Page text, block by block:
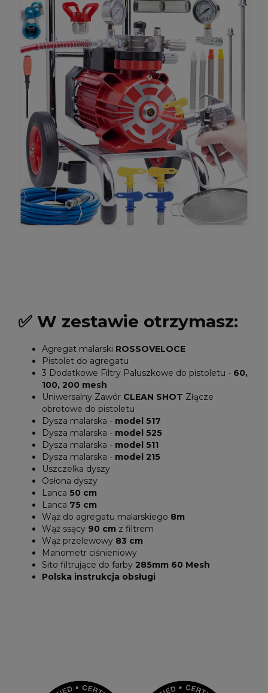
✅ W zestawie otrzymasz:
Agregat malarski ROSSOVELOCE
Pistolet do agregatu
3 Dodatkowe Filtry Paluszkowe do pistoletu - 60,
100, 200 mesh
Uniwersalny Zawór CLEAN SHOT Złącze
obrotowe do pistoletu
Dysza malarska - model 517
Dysza malarska - model 525
Dysza malarska - model 511
Dysza malarska - model 215
Uszczelka dyszy
Osłona dyszy
Lanca 50 cm
Lanca 75 cm
Wąż do agregatu malarskiego 8m
Wąż ssący 90 cm z filtrem
Wąż przelewowy 83 cm
Manometr ciśnieniowy
Sito filtrujące do farby 285mm 60 Mesh
Polska instrukcja obsługi